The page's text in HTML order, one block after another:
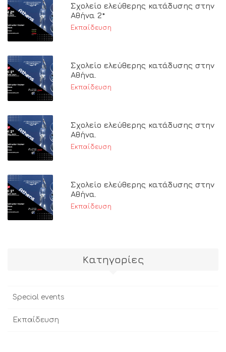
Σχολείο ελεύθερης κατάδυσης στην
Αθήνα 2*
Εκπαίδευση
Σχολείο ελεύθερης κατάδυσης στην
Αθήνα.
Εκπαίδευση
Σχολείο ελεύθερης κατάδυσης στην
Αθήνα.
Εκπαίδευση
Σχολείο ελεύθερης κατάδυσης στην
Αθήνα.
Εκπαίδευση
Kατηγορίες
Special events
Εκπαίδευση